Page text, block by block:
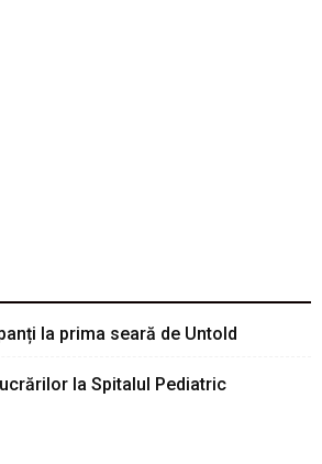
la prima seară de Untold
la Spitalul Pediatric